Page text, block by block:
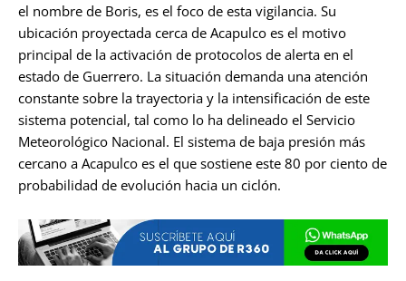
el nombre de Boris, es el foco de esta vigilancia. Su
ubicación proyectada cerca de Acapulco es el motivo
principal de la activación de protocolos de alerta en el
estado de Guerrero. La situación demanda una atención
constante sobre la trayectoria y la intensificación de este
sistema potencial, tal como lo ha delineado el Servicio
Meteorológico Nacional. El sistema de baja presión más
cercano a Acapulco es el que sostiene este 80 por ciento de
probabilidad de evolución hacia un ciclón.